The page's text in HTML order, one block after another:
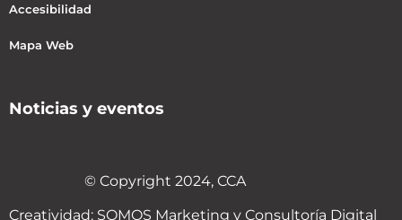
Accesibilidad
Mapa Web
Noticias y eventos
© Copyright 2024, CCA
Creatividad: SOMOS Marketing y Consultoría Digital